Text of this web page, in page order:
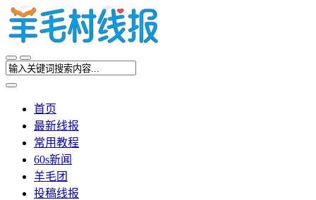
首页
最新线报
常用教程
60s新闻
羊毛团
投稿线报